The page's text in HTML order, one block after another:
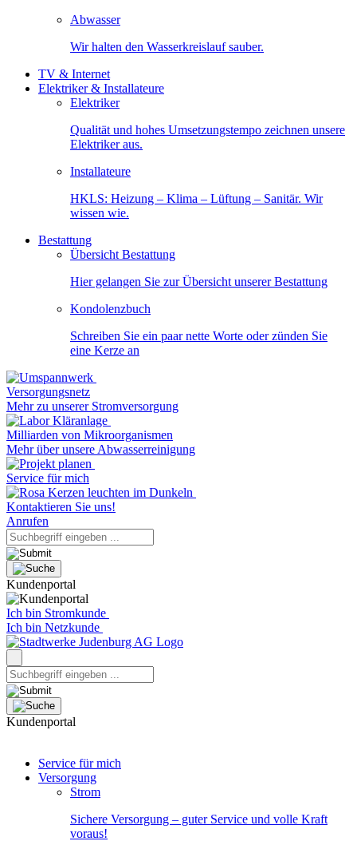
Abwasser
Wir halten den Wasserkreislauf sauber.
TV & Internet
Elektriker & Installateure
Elektriker
Qualität und hohes Umsetzungstempo zeichnen unsere
Elektriker aus.
Installateure
HKLS: Heizung – Klima – Lüftung – Sanitär. Wir
wissen wie.
Bestattung
Übersicht Bestattung
Hier gelangen Sie zur Übersicht unserer Bestattung
Kondolenzbuch
Schreiben Sie ein paar nette Worte oder zünden Sie
eine Kerze an
Versorgungsnetz
Mehr zu unserer Stromversorgung
Milliarden von Mikroorganismen
Mehr über unsere Abwasserreinigung
Service für mich
Kontaktieren Sie uns!
Anrufen
Kundenportal
Ich bin Stromkunde
Ich bin Netzkunde
Kundenportal
Service für mich
Versorgung
Strom
Sichere Versorgung – guter Service und volle Kraft
voraus!